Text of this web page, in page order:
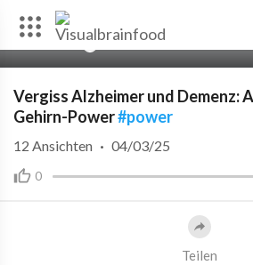
Vergiss Alzheimer und Demenz:
Gehirn-Power#power
0
12 Ansichten · 04/03/25
Teilen